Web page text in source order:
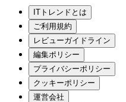
ITトレンドとは
ご利用規約
レビューガイドライン
編集ポリシー
プライバシーポリシー
クッキーポリシー
運営会社